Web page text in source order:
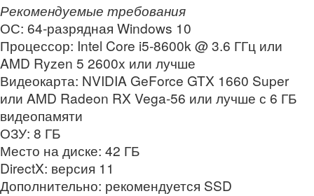
Рекомендуемые требования
ОС: 64-разрядная Windows 10
Процессор: Intel Core i5-8600k @ 3.6 ГГц или
AMD Ryzen 5 2600x или лучше
Видеокарта: NVIDIA GeForce GTX 1660 Super
или AMD Radeon RX Vega-56 или лучше с 6 ГБ
видеопамяти
ОЗУ: 8 ГБ
Место на диске: 42 ГБ
DirectX: версия 11
Дополнительно: рекомендуется SSD